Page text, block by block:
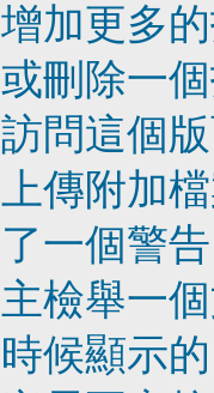
加更多
刪除一
問這個
傳附加
一個警
檢舉一
候顯示